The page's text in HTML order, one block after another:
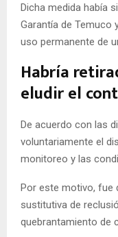
Dicha medida había
Garantía de Temuco
uso permanente de
Habría
eludir el
De acuerdo con las
voluntariamente el
monitoreo y las
Por este motivo, fue
sustitutiva de
quebrantamiento de